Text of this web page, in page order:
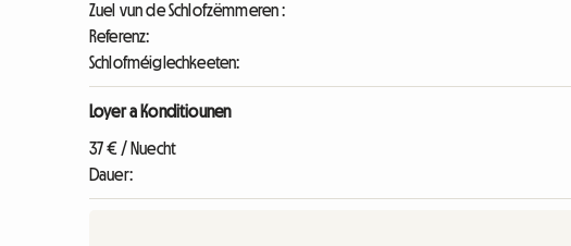
Zuel vun de Schlofzëmmeren :
Referenz:
Schlofméiglechkeeten:
Loyer a Konditiounen
37 € / Nuecht
Dauer: